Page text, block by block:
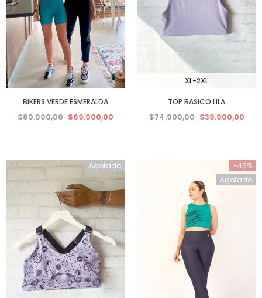
BIKERS VERDE ESMERALDA
$89.900,00 $69.900,00
XL-2XL
TOP BASICO LILA
$74.900,00 $39.900,00
Agotado
-46%
Agotado